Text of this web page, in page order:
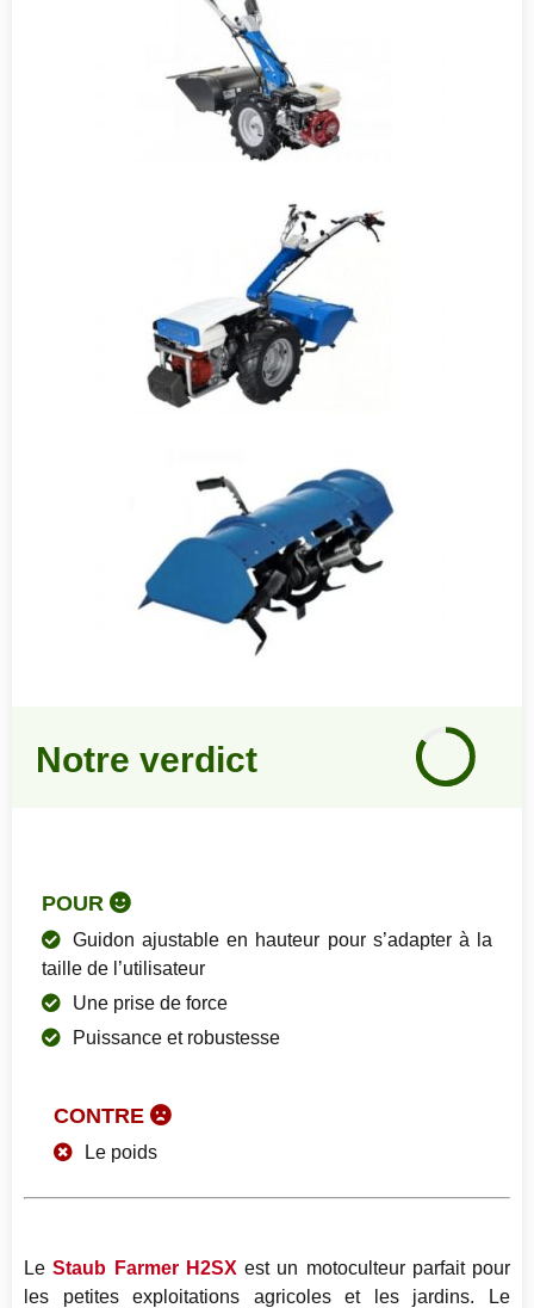
Notre verdict
avis
85%
POUR
Guidon ajustable en hauteur pour s’adapter à la
taille de l’utilisateur
Une prise de force
Puissance et robustesse
CONTRE
Le poids
LeStaub Farmer H2SX est un motoculteur parfait pour
les petites exploitations agricoles et les jardins. Le